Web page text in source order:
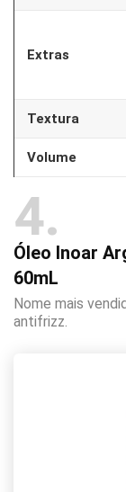
Extras
Textura
Volume
4
Óleo Inoar
60mL
Nome mais
antifrizz.